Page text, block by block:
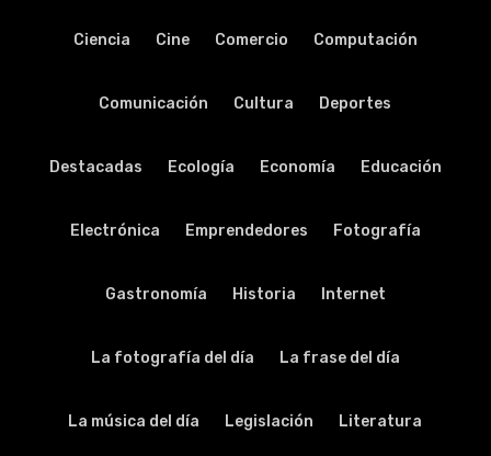
Ciencia Cine Comercio Computación
Comunicación Cultura Deportes
Destacadas Ecología Economía Educación
Electrónica Emprendedores Fotografía
Gastronomía Historia Internet
La fotografía del día La frase del día
La música del día Legislación Literatura